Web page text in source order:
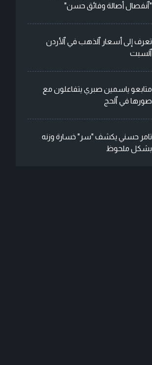
"ٱنفصال أصالة وفائق حسن"
تعرف إلى أسعار ٱلذهب في ٱلأردن
ٱلسبت
متابعو ياسمين صبري يتفاعلون مع
صورها في ٱلحج
تامر حسني يكشف "سر" خسارة وزنه
بشكل ملحوظ